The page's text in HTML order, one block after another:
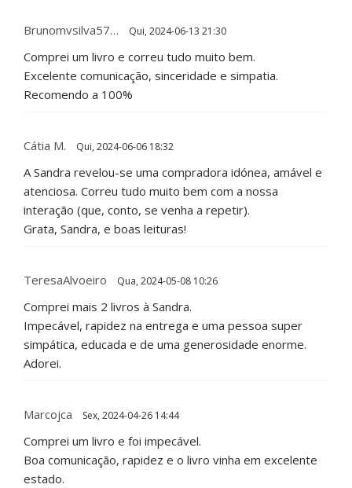
Brunomvsilva57… Qui, 2024-06-13 21:30
Comprei um livro e correu tudo muito bem.
Excelente comunicação, sinceridade e simpatia.
Recomendo a 100%
Cátia M. Qui, 2024-06-06 18:32
A Sandra revelou-se uma compradora idónea, amável e
atenciosa. Correu tudo muito bem com a nossa
interação (que, conto, se venha a repetir).
Grata, Sandra, e boas leituras!
TeresaAlvoeiro Qua, 2024-05-08 10:26
Comprei mais 2 livros à Sandra.
Impecável, rapidez na entrega e uma pessoa super
simpática, educada e de uma generosidade enorme.
Adorei.
Marcojca Sex, 2024-04-26 14:44
Comprei um livro e foi impecável.
Boa comunicação, rapidez e o livro vinha em excelente
estado.